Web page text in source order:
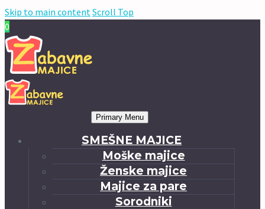
Skip to main contentScroll Top
0
Primary Menu
SMEŠNE MAJICE
Moške majice
Ženske majice
Majice za pare
Sorodniki